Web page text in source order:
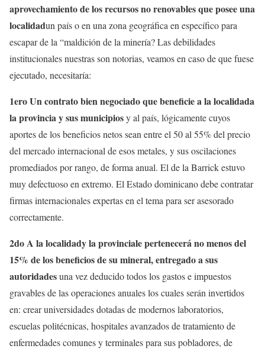
aprovechamiento de los recursos no renovables que posee una
localidadun país o en una zona geográfica en específico para
escapar de la “maldición de la minería? Las debilidades
institucionales nuestras son notorias, veamos en caso de que fuese
ejecutado, necesitaría:
1ero Un contrato bien negociadoque beneficie a la localidada
la provincia y sus municipiosy al país, lógicamente cuyos
aportes de los beneficios netos sean entre el 50 al 55% del precio
del mercado internacional de esos metales, y sus oscilaciones
promediados por rango, de forma anual. El de la Barrick estuvo
muy defectuoso en extremo. El Estado dominicano debe contratar
firmas internacionales expertas en el tema para ser asesorado
correctamente.
2do A la localidady la provinciale pertenecerá no menos del
15% de los beneficios de su mineral, entregado a sus
autoridadesuna vez deducido todos los gastos e impuestos
gravables de las operaciones anuales los cuales serán invertidos
en: crear universidades dotadas de modernos laboratorios,
escuelas politécnicas, hospitales avanzados de tratamiento de
enfermedades comunes y terminales para sus pobladores, de